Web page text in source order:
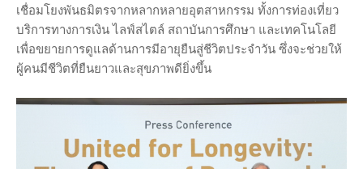
เชื่อมโยงพันธมิตรจากหลากหลายอุตสาหกรรม ทั้งการท่องเที่ยว
บริการทางการเงิน ไลฟ์สไตล์ สถาบันการศึกษา และเทคโนโลยี
เพื่อขยายการดูแลด้านการมีอายุยืนสู่ชีวิตประจำวัน ซึ่งจะช่วยให้
ผู้คนมีชีวิตที่ยืนยาวและสุขภาพดียิ่งขึ้น